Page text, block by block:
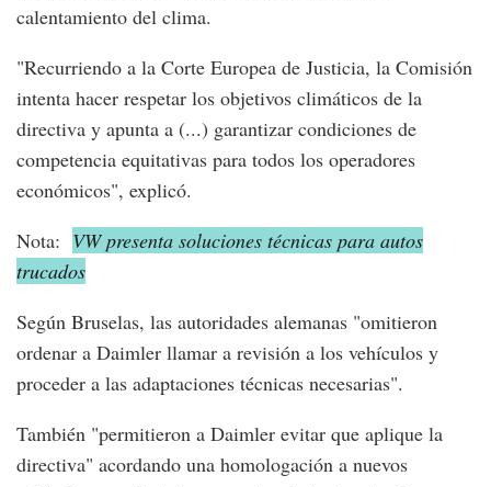
calentamiento del clima.
"Recurriendo a la Corte Europea de Justicia, la Comisión
intenta hacer respetar los objetivos climáticos de la
directiva y apunta a (...) garantizar condiciones de
competencia equitativas para todos los operadores
económicos", explicó.
Nota: VW presenta soluciones técnicas para autos
trucados
Según Bruselas, las autoridades alemanas "omitieron
ordenar a Daimler llamar a revisión a los vehículos y
proceder a las adaptaciones técnicas necesarias".
También "permitieron a Daimler evitar que aplique la
directiva" acordando una homologación a nuevos